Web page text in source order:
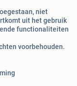
niet
uit het gebruik
functionaliteiten
voorbehouden.